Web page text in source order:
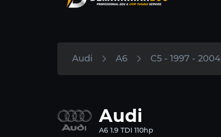
Audi A6 C5 - 1997 - 2004
Audi
A6 1.9 TDI 110hp